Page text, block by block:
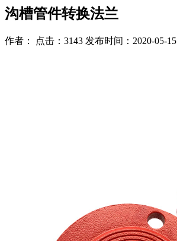
沟槽管件转换法兰
作者： 点击：3143 发布时间：2020-05-15